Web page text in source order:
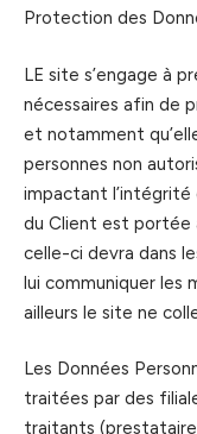
Protection des
LE site s’engage à
nécessaires afin de
et notamment
personnes non
impactant
du Client est portée
celle-ci devra dans
lui communiquer les
ailleurs le site ne
Les Données
traitées par des
traitants